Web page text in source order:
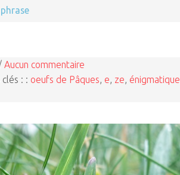
phrase
Aucun commentaire
: : oeufs de Pâques e ze énigmatique